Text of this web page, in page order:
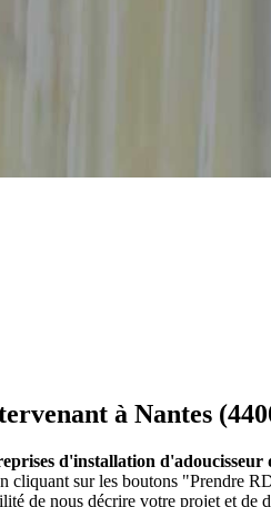
à Nantes
d'installation
sur les boutons "Prendre
de nous décrire votre projet et